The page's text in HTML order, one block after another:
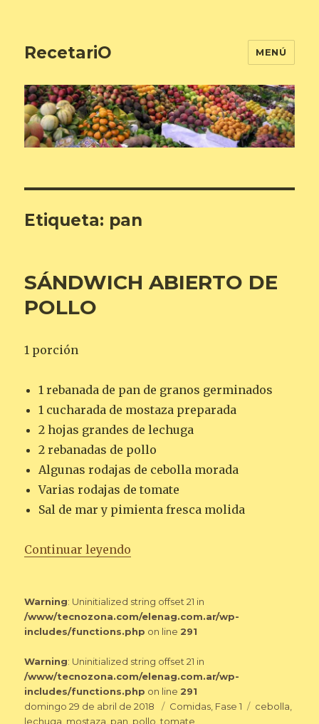
RecetariO MENÚ
Etiqueta: pan
SÁNDWICH ABIERTO DE
POLLO
1 porción
1 rebanada de pan de granos germinados
1 cucharada de mostaza preparada
2 hojas grandes de lechuga
2 rebanadas de pollo
Algunas rodajas de cebolla morada
Varias rodajas de tomate
Sal de mar y pimienta fresca molida
Continuar leyendo
Warning: Uninitialized string offset 21 in
/www/tecnozona.com/elenag.com.ar/wp-
includes/functions.php on line 291
Warning: Uninitialized string offset 21 in
/www/tecnozona.com/elenag.com.ar/wp-
includes/functions.php on line 291
Publicado
el
domingo 29 de abril de 2018 Categorías
Comidas, Fase 1 Etiquetas
cebolla,
lechuga, mostaza, pan, pollo,tomate